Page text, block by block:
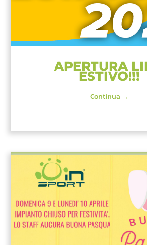
APERTURA
ESTIVO!!!
Continua →